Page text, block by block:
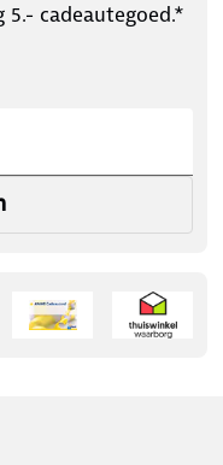
cadeautegoed.*